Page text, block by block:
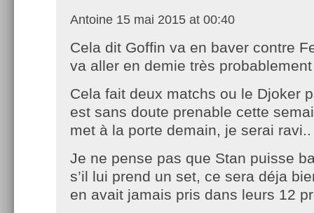
Antoine 15 mai 2015 at 00:40
Cela dit Goffin va en baver contre
va aller en demie très
Cela fait deux matchs ou le Djoker
est sans doute prenable cette
met à la porte demain, je serai ravi..
Je ne pense pas que Stan puisse
s’il lui prend un set, ce sera déja
en avait jamais pris dans leurs 12